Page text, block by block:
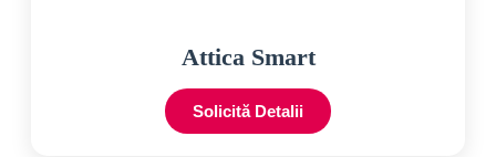
Attica Smart
Solicită Detalii